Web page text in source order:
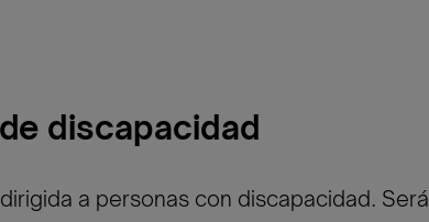
discapacidad
a personas con discapacidad. Será